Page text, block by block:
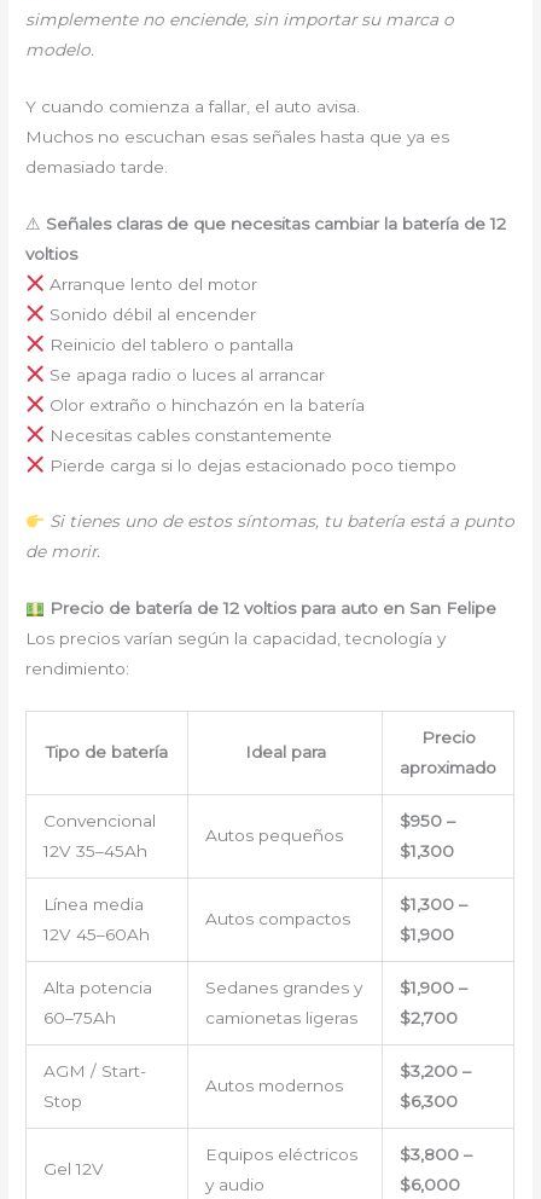
simplemente no enciende, sin importar su marca o
modelo.
Y cuando comienza a fallar, el auto avisa.
Muchos no escuchan esas señales hasta que ya es
demasiado tarde.
⚠ Señales claras de que necesitas cambiar la batería de 12
voltios
Arranque lento del motor
Sonido débil al encender
Reinicio del tablero o pantalla
Se apaga radio o luces al arrancar
Olor extraño o hinchazón en la batería
Necesitas cables constantemente
Pierde carga si lo dejas estacionado poco tiempo
Si tienes uno de estos síntomas, tu batería está a punto
de morir.
Precio de batería de 12 voltios para auto en San Felipe
Los precios varían según la capacidad, tecnología y
rendimiento:
Tipo de batería Ideal para
Precio
aproximado
Convencional
12V 35–45Ah
Autos pequeños
$950 –
$1,300
Línea media
12V 45–60Ah
Autos compactos
$1,300 –
$1,900
Alta potencia
60–75Ah
Sedanes grandes y
camionetas ligeras
$1,900 –
$2,700
AGM / Start-
Stop
Autos modernos
$3,200 –
$6,300
Gel 12V
Equipos eléctricos
y audio
$3,800 –
$6,000